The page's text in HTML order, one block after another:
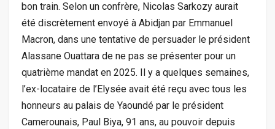
bon train. Selon un confrère, Nicolas Sarkozy aurait
été discrètement envoyé à Abidjan par Emmanuel
Macron, dans une tentative de persuader le président
Alassane Ouattara de ne pas se présenter pour un
quatrième mandat en 2025. Il y a quelques semaines,
l’ex-locataire de l’Elysée avait été reçu avec tous les
honneurs au palais de Yaoundé par le président
Camerounais, Paul Biya, 91 ans, au pouvoir depuis